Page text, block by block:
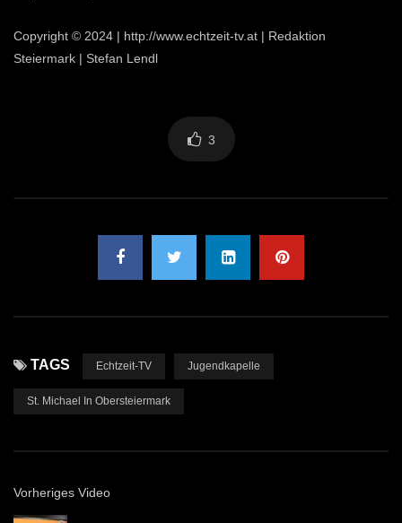
Copyright © 2024 | http://www.echtzeit-tv.at | Redaktion
Steiermark | Stefan Lendl
3
TAGS Echtzeit-TV Jugendkapelle
St. Michael In Obersteiermark
Vorheriges Video